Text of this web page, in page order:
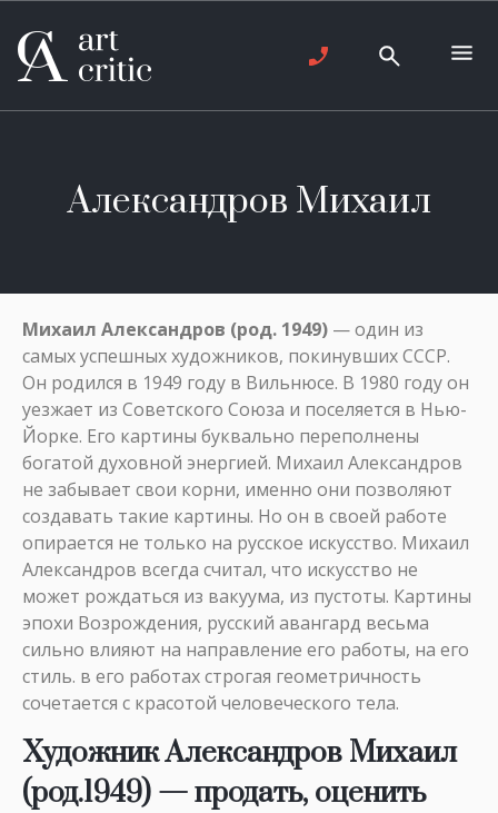
Александров Михаил
Михаил Александров (род. 1949) — один из
самых успешных художников, покинувших СССР.
Он родился в 1949 году в Вильнюсе. В 1980 году он
уезжает из Советского Союза и поселяется в Нью-
Йорке. Его картины буквально переполнены
богатой духовной энергией. Михаил Александров
не забывает свои корни, именно они позволяют
создавать такие картины. Но он в своей работе
опирается не только на русское искусство. Михаил
Александров всегда считал, что искусство не
может рождаться из вакуума, из пустоты. Картины
эпохи Возрождения, русский авангард весьма
сильно влияют на направление его работы, на его
стиль. в его работах строгая геометричность
сочетается с красотой человеческого тела.
Художник Александров Михаил
(род.1949) — продать, оценить